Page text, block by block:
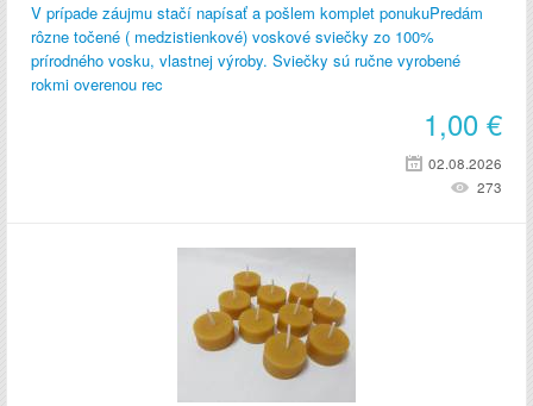
V prípade záujmu stačí napísať a pošlem komplet ponukuPredám
rôzne točené ( medzistienkové) voskové sviečky zo 100%
prírodného vosku, vlastnej výroby. Sviečky sú ručne vyrobené
rokmi overenou rec
1,00 €
02.08.2026
273